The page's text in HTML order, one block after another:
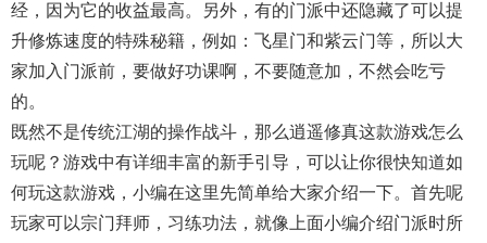
经，因为它的收益最高。另外，有的门派中还隐藏了可以提
升修炼速度的特殊秘籍，例如：飞星门和紫云门等，所以大
家加入门派前，要做好功课啊，不要随意加，不然会吃亏
的。
既然不是传统江湖的操作战斗，那么逍遥修真这款游戏怎么
玩呢？游戏中有详细丰富的新手引导，可以让你很快知道如
何玩这款游戏，小编在这里先简单给大家介绍一下。首先呢
玩家可以宗门拜师，习练功法，就像上面小编介绍门派时所